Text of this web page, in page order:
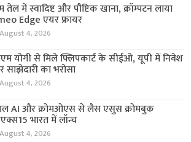
में स्वादिष्ट और पौष्टिक खाना, क्रॉम्पटन लाया
Edge एयर फ्रायर
August 4, 2026
योगी से मिले फ्लिपकार्ट के सीईओ, यूपी में निवेश
साझेदारी का भरोसा
August 4, 2026
AI और क्रोमओएस से लैस एसुस क्रोमबुक
भारत में लॉन्च
August 4, 2026